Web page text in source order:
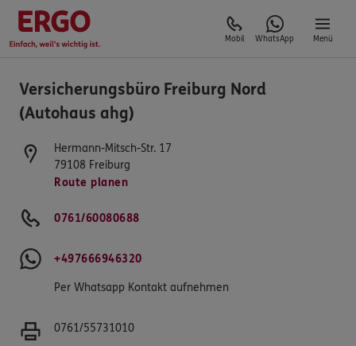
Mobil WhatsApp Menü
Versicherungsbüro Freiburg Nord
(Autohaus ahg)
Hermann-Mitsch-Str. 17
79108 Freiburg
Route planen
0761/60080688
+497666946320
Per Whatsapp Kontakt aufnehmen
0761/55731010